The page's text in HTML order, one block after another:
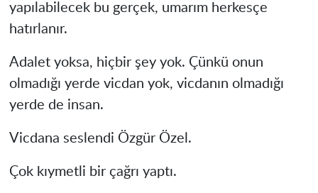
yapılabilecek bu gerçek, umarım herkesçe
hatırlanır.
Adalet yoksa, hiçbir şey yok. Çünkü onun
olmadığı yerde vicdan yok, vicdanın olmadığı
yerde de insan.
Vicdana seslendi Özgür Özel.
Çok kıymetli bir çağrı yaptı.